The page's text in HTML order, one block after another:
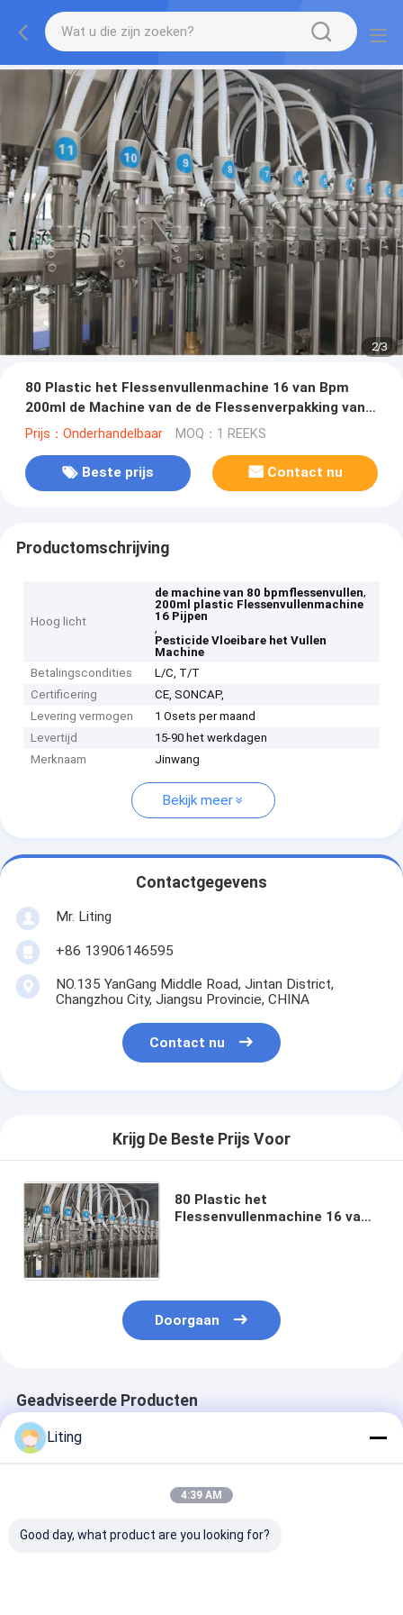
2/3
80 Plastic het Flessenvullenmachine 16 van Bpm
200ml de Machine van de de Flessenverpakking van
het Pijpenglas
Prijs：Onderhandelbaar MOQ：1 REEKS
Beste prijs Contact nu
Productomschrijving
Hoog licht
de machine van 80 bpmflessenvullen,
200ml plastic Flessenvullenmachine
16 Pijpen
,
Pesticide Vloeibare het Vullen
Machine
Betalingscondities
L/C, T/T
Certificering
CE, SONCAP,
Levering vermogen
1 Osets per maand
Levertijd
15-90 het werkdagen
Merknaam
Jinwang
Bekijk meer
Contactgegevens
Mr. Liting
+86 13906146595
NO.135 YanGang Middle Road, Jintan District,
Changzhou City, Jiangsu Provincie, CHINA
Contact nu
Krijg De Beste Prijs Voor
80 Plastic het
Flessenvullenmachine 16 van
Doorgaan
Geadviseerde Producten
Liting
4:39 AM
Good day, what product are you looking for?